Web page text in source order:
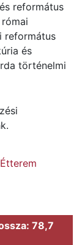
református
református
és
történelmi
78,7